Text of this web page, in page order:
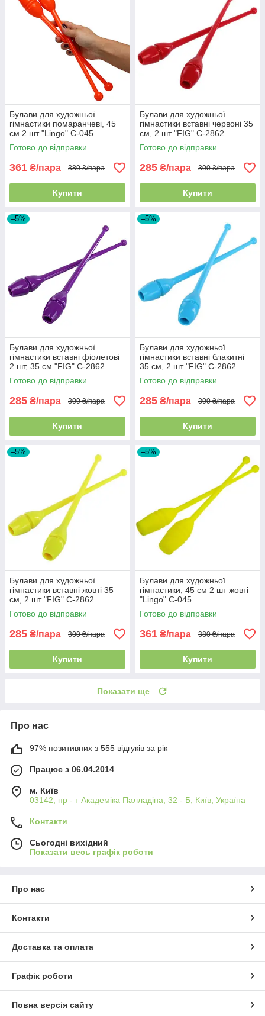
Булави для художньої
гімнастики помаранчеві, 45
см 2 шт "Lingo" C-045
Готово до відправки
361 ₴/пара 380 ₴/пара
Купити
Булави для художньої
гімнастики вставні червоні 35
см, 2 шт "FIG" C-2862
Готово до відправки
285 ₴/пара 300 ₴/пара
Купити
–5%
Булави для художньої
гімнастики вставні фіолетові
2 шт, 35 см "FIG" C-2862
Готово до відправки
285 ₴/пара 300 ₴/пара
Купити
–5%
Булави для художньої
гімнастики вставні блакитні
35 см, 2 шт "FIG" C-2862
Готово до відправки
285 ₴/пара 300 ₴/пара
Купити
–5%
Булави для художньої
гімнастики вставні жовті 35
см, 2 шт "FIG" C-2862
Готово до відправки
285 ₴/пара 300 ₴/пара
Купити
–5%
Булави для художньої
гімнастики, 45 см 2 шт жовті
"Lingo" C-045
Готово до відправки
361 ₴/пара 380 ₴/пара
Купити
Показати ще
Про нас
97% позитивних з 555 відгуків за рік
Працює з 06.04.2014
м. Київ
03142, пр - т Академіка Палладіна, 32 - Б, Київ, Україна
Контакти
Сьогодні вихідний
Показати весь графік роботи
Про нас
Контакти
Доставка та оплата
Графік роботи
Повна версія сайту